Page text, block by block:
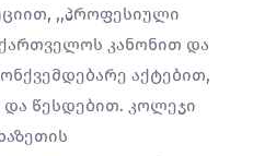
,,პროფესიული
კანონით და
აქტებით,
და წესდებით. კოლეჯი